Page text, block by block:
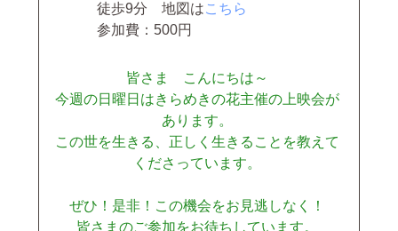
徒歩9分 地図はこちら
参加費：500円
皆さま こんにちは～
今週の日曜日はきらめきの花主催の上映会が
あります。
この世を生きる、正しく生きることを教えて
くださっています。
ぜひ！是非！この機会をお見逃しなく！
皆さまのご参加をお待ちしています。